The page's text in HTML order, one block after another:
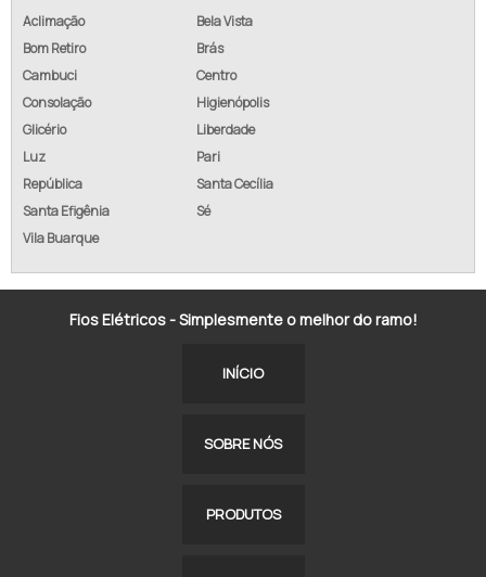
Aclimação
Bela Vista
Bom Retiro
Brás
Cambuci
Centro
Consolação
Higienópolis
Glicério
Liberdade
Luz
Pari
República
Santa Cecília
Santa Efigênia
Sé
Vila Buarque
Fios Elétricos - Simplesmente o melhor do ramo!
INÍCIO
SOBRE NÓS
PRODUTOS